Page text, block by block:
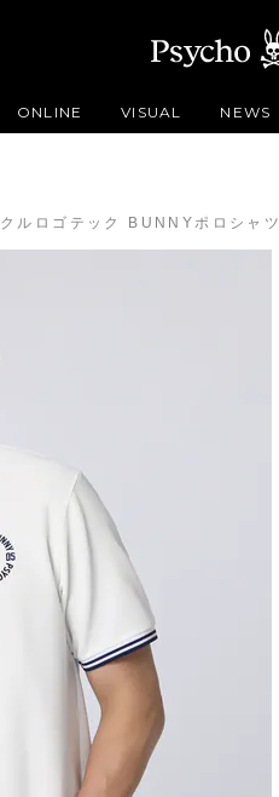
ONLINE VISUAL NEWS
ルロゴテック BUNNYポロシャツ